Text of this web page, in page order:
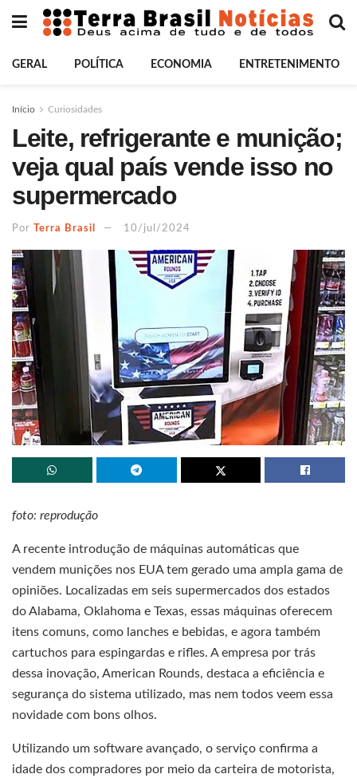
GERAL POLÍTICA ECONOMIA ENTRETENIMENTO
Início Curiosidades
Leite, refrigerante e munição;
veja qual país vende isso no
supermercado
Por Terra Brasil 10/jul/2024
foto: reprodução
A recente introdução de máquinas automáticas que
vendem munições nos EUA tem gerado uma ampla gama de
opiniões. Localizadas em seis supermercados dos estados
do Alabama, Oklahoma e Texas, essas máquinas oferecem
itens comuns, como lanches e bebidas, e agora também
cartuchos para espingardas e rifles. A empresa por trás
dessa inovação, American Rounds, destaca a eficiência e
segurança do sistema utilizado, mas nem todos veem essa
novidade com bons olhos.
Utilizando um software avançado, o serviço confirma a
idade dos compradores por meio da carteira de motorista,